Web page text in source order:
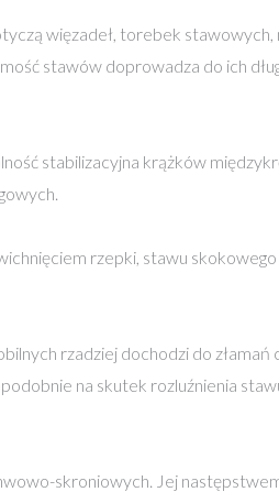
więzadeł, torebek stawowych,
stawów doprowadza do ich
stabilizacyjna krążków
rzepki, stawu skokowego
rzadziej dochodzi do
na skutek rozluźnienia
skroniowych. Jej